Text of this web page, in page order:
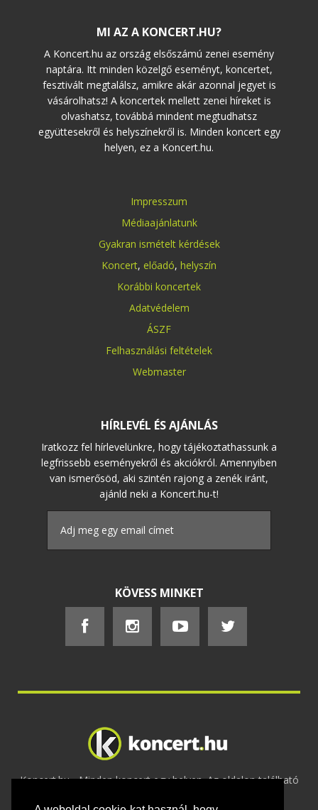
MI AZ A KONCERT.HU?
A Koncert.hu az ország elsőszámú zenei esemény
naptára. Itt minden közelgő eseményt, koncertet,
fesztivált megtalálsz, amikre akár azonnal jegyet is
vásárolhatsz! A koncertek mellett zenei híreket is
olvashatsz, továbbá mindent megtudhatsz
együttesekről és helyszínekről is. Minden koncert egy
helyen, ez a Koncert.hu.
Impresszum
Médiaajánlatunk
Gyakran ismételt kérdések
Koncert, előadó, helyszín
Korábbi koncertek
Adatvédelem
ÁSZF
Felhasználási feltételek
Webmaster
HÍRLEVÉL ÉS AJÁNLÁS
Iratkozz fel hírlevelünkre, hogy tájékoztathassunk a
legfrissebb eseményekről és akciókról. Amennyiben
van ismerősöd, aki szintén rajong a zenék iránt,
ajánld neki a Koncert.hu-t!
KÖVESS MINKET
Koncert.hu - Minden koncert egy helyen. Az oldalon található